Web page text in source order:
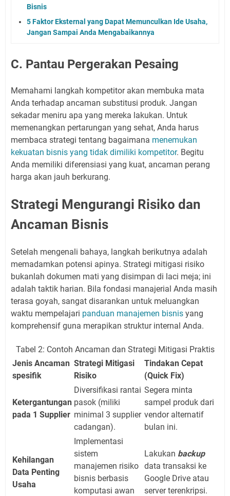
Bisnis
5 Faktor Eksternal yang Dapat Memunculkan Ide Usaha,
Jangan Sampai Anda Mengabaikannya
C. Pantau Pergerakan Pesaing
Memahami langkah kompetitor akan membuka mata
Anda terhadap ancaman substitusi produk. Jangan
sekadar meniru apa yang mereka lakukan. Untuk
memenangkan pertarungan yang sehat, Anda harus
membaca strategi tentang bagaimana menemukan
kekuatan bisnis yang tidak dimiliki kompetitor. Begitu
Anda memiliki diferensiasi yang kuat, ancaman perang
harga akan jauh berkurang.
Strategi Mengurangi Risiko dan
Ancaman Bisnis
Setelah mengenali bahaya, langkah berikutnya adalah
memadamkan potensi apinya. Strategi mitigasi risiko
bukanlah dokumen mati yang disimpan di laci meja; ini
adalah taktik harian. Bila fondasi manajerial Anda masih
terasa goyah, sangat disarankan untuk meluangkan
waktu mempelajari panduan manajemen bisnis yang
komprehensif guna merapikan struktur internal Anda.
Tabel 2: Contoh Ancaman dan Strategi Mitigasi Praktis
Jenis Ancaman
spesifik
Strategi Mitigasi
Risiko
Tindakan Cepat
(Quick Fix)
Ketergantungan
pada 1 Supplier
Diversifikasi rantai
pasok (miliki
minimal 3 supplier
cadangan).
Segera minta
sampel produk dari
vendor alternatif
bulan ini.
Kehilangan
Data Penting
Usaha
Implementasi
sistem
manajemen risiko
bisnis berbasis
komputasi awan
Lakukan backup
data transaksi ke
Google Drive atau
server terenkripsi.